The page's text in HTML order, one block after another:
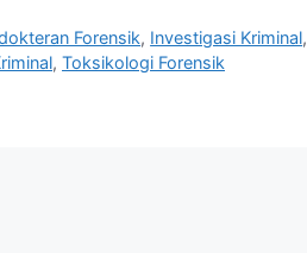
Forensik, Investigasi Kriminal,
, Toksikologi Forensik